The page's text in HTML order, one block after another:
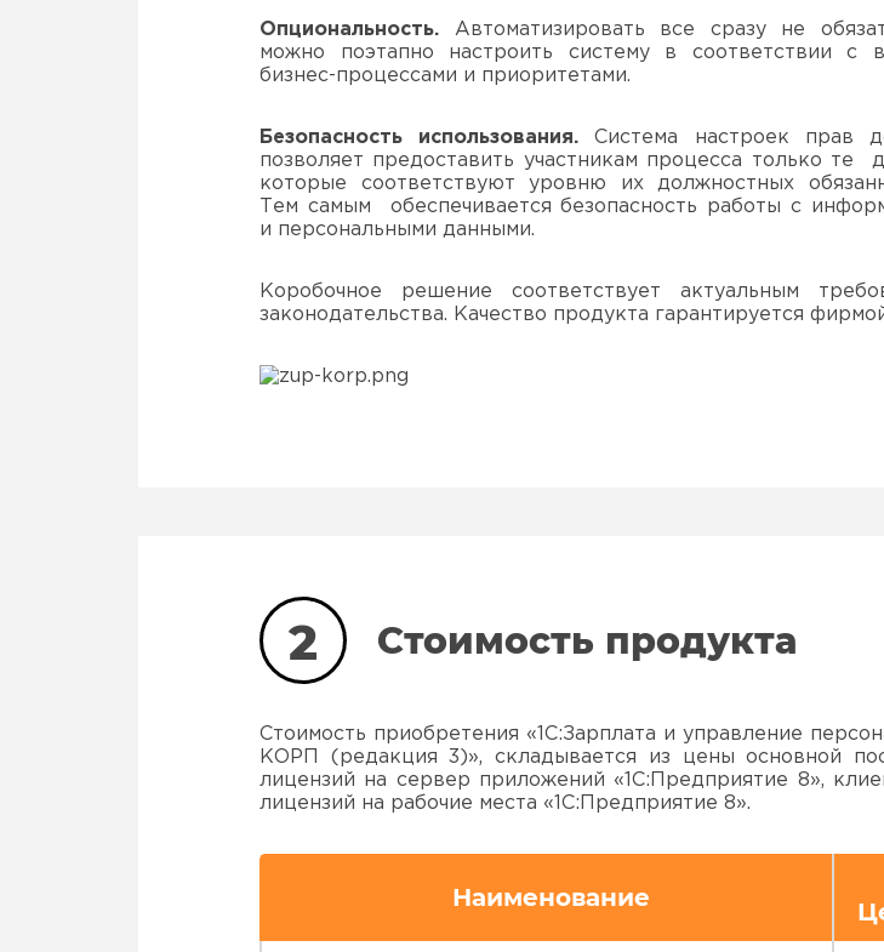
Опциональность. Автоматизировать все сразу не
можно поэтапно настроить систему в соответствии с
бизнес-процессами и приоритетами.
Безопасность использования. Система настроек прав
позволяет предоставить участникам процесса только те
которые соответствуют уровню их должностных
Тем самым обеспечивается безопасность работы с
и персональными данными.
Коробочное решение соответствует актуальным
законодательства. Качество продукта гарантируется
2 Стоимость продукта
Стоимость приобретения «1С:Зарплата и управление
КОРП (редакция 3)», складывается из цены основной
лицензий на сервер приложений «1С:Предприятие 8»,
лицензий на рабочие места «1С:Предприятие 8».
Наименование